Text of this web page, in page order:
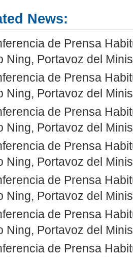
News:
de Prensa
Ning, Portavoz del
de Prensa
Ning, Portavoz del
de Prensa
Ning, Portavoz del
de Prensa
Ning, Portavoz del
de Prensa
Ning, Portavoz del
de Prensa
Ning, Portavoz del
de Prensa